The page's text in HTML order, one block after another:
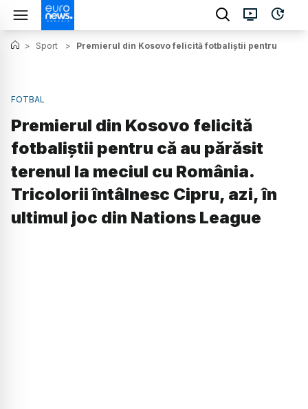
> Sport > Premierul din Kosovo felicită fotbaliștii pentru că
FOTBAL
Premierul din Kosovo felicită
fotbaliștii pentru că au părăsit
terenul la meciul cu România.
Tricolorii întâlnesc Cipru, azi, în
ultimul joc din Nations League